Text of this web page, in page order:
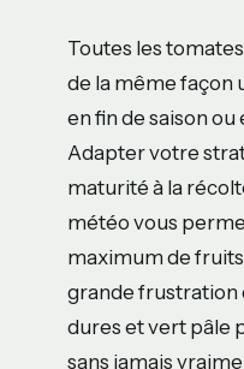
Toutes les
de la même façon
en fin de saison
Adapter votre
maturité à la
météo vous
maximum de
grande frustration
dures et vert pâle
sans jamais